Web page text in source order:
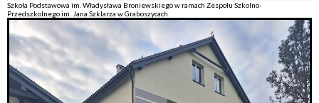
Szkoła Podstawowa im. Władysława Broniewskiego w ramach Zespołu Szkolno-
Przedszkolnego im. Jana Szklarza w Graboszycach